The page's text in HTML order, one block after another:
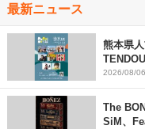
最新ニュース
熊本県
支援プ
2026/08/
The
SiM、